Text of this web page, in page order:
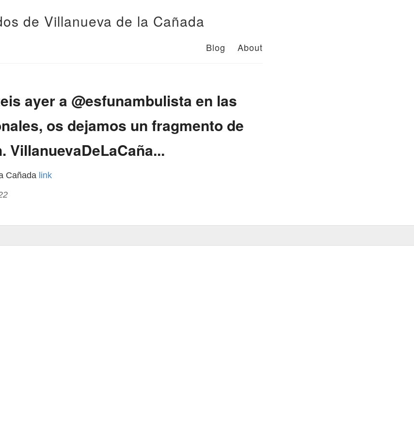
de Villanueva de la Cañada
Blog About
ayer a @esfunambulista en las
os dejamos un fragmento de
VillanuevaDeLaCaña...
Cañada link